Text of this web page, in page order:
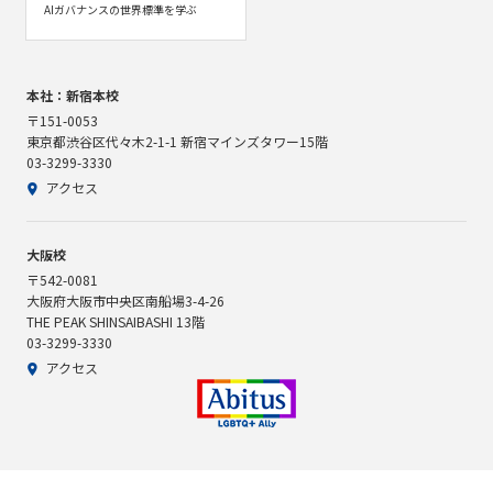
AIガバナンスの世界標準を学ぶ
本社：新宿本校
〒151-0053
東京都渋谷区代々木2-1-1 新宿マインズタワー15階
03-3299-3330
アクセス
大阪校
〒542-0081
大阪府大阪市中央区南船場3-4-26
THE PEAK SHINSAIBASHI 13階
03-3299-3330
アクセス